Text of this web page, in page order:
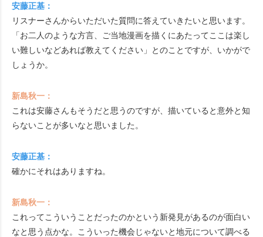
安藤正基：
リスナーさんからいただいた質問に答えていきたいと思います。
「お二人のような方言、ご当地漫画を描くにあたってここは楽し
い難しいなどあれば教えてください」とのことですが、いかがで
しょうか。
新島秋一：
これは安藤さんもそうだと思うのですが、描いていると意外と知
らないことが多いなと思いました。
安藤正基：
確かにそれはありますね。
新島秋一：
これってこういうことだったのかという新発見があるのが面白い
なと思う点かな。こういった機会じゃないと地元について調べる